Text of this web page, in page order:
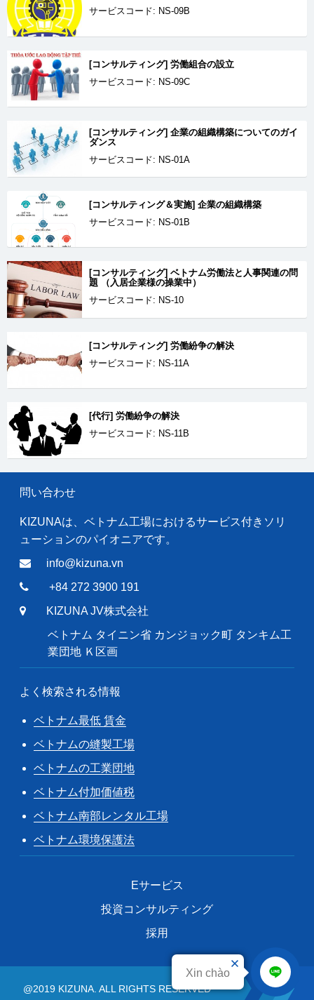
Xin chào
サービスコード: NS-09B
[コンサルティング] 労働組合の設立
サービスコード: NS-09C
[コンサルティング] 企業の組織構築についてのガイ
ダンス
サービスコード: NS-01A
[コンサルティング＆実施] 企業の組織構築
サービスコード: NS-01B
[コンサルティング] ベトナム労働法と人事関連の問
題 （入居企業様の操業中）
サービスコード: NS-10
[コンサルティング] 労働紛争の解決
サービスコード: NS-11A
[代行] 労働紛争の解決
サービスコード: NS-11B
問い合わせ
KIZUNAは、ベトナム工場におけるサービス付きソリ
ューションのパイオニアです。
info@kizuna.vn
+84 272 3900 191
KIZUNA JV株式会社
ベトナム タイニン省 カンジョック町 タンキム工
業団地 Ｋ区画
よく検索される情報
ベトナム最低 賃金
ベトナムの縫製工場
ベトナムの工業団地
ベトナム付加価値税
ベトナム南部レンタル工場
ベトナム環境保護法
Eサービス
投資コンサルティング
採用
@2019 KIZUNA. ALL RIGHTS RESERVED